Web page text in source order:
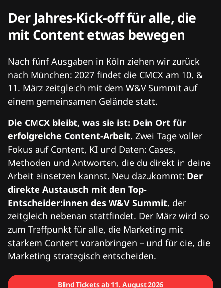
Der Jahres-Kick-off für alle, die
mit Content etwas bewegen
Nach fünf Ausgaben in Köln ziehen wir zurück
nach München: 2027 findet die CMCX am 10. &
11. März zeitgleich mit dem W&V Summit auf
einem gemeinsamen Gelände statt.
Die CMCX bleibt, was sie ist: Dein Ort für
erfolgreiche Content-Arbeit. Zwei Tage voller
Fokus auf Content, KI und Daten: Cases,
Methoden und Antworten, die du direkt in deine
Arbeit einsetzen kannst. Neu dazukommt: Der
direkte Austausch mit den Top-
Entscheider:innen des W&V Summit, der
zeitgleich nebenan stattfindet. Der März wird so
zum Treffpunkt für alle, die Marketing mit
starkem Content voranbringen – und für die, die
Marketing strategisch entscheiden.
Blind Tickets ab 11. August 2026